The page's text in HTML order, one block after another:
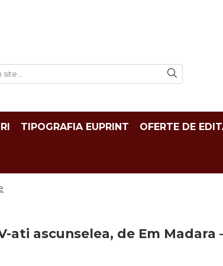
TIPOGRAFIA EUPRINT OFERTE DE
ati ascunselea, de Em Madara